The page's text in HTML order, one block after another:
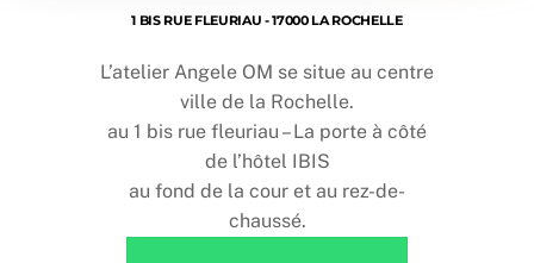
1 BIS RUE FLEURIAU - 17000 LA ROCHELLE
L’atelier Angele OM se situe au centre
ville de la Rochelle.
au 1 bis rue fleuriau – La porte à côté
de l’hôtel IBIS
au fond de la cour et au rez-de-
chaussé.